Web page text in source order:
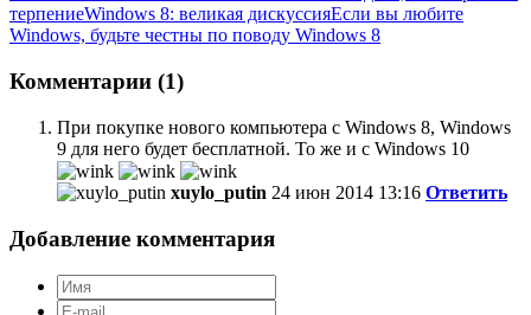
терпениеWindows 8: великая дискуссияЕсли вы любите
Windows, будьте честны по поводу Windows 8
Комментарии (1)
При покупке нового компьютера с Windows 8, Windows
9 для него будет бесплатной. То же и с Windows 10
xuylo_putin 24 июн 2014 13:16 Ответить
Добавление комментария